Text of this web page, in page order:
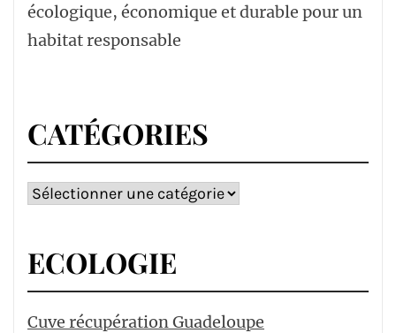
écologique, économique et durable pour un
habitat responsable
CATÉGORIES
Catégories
ECOLOGIE
Cuve récupération Guadeloupe